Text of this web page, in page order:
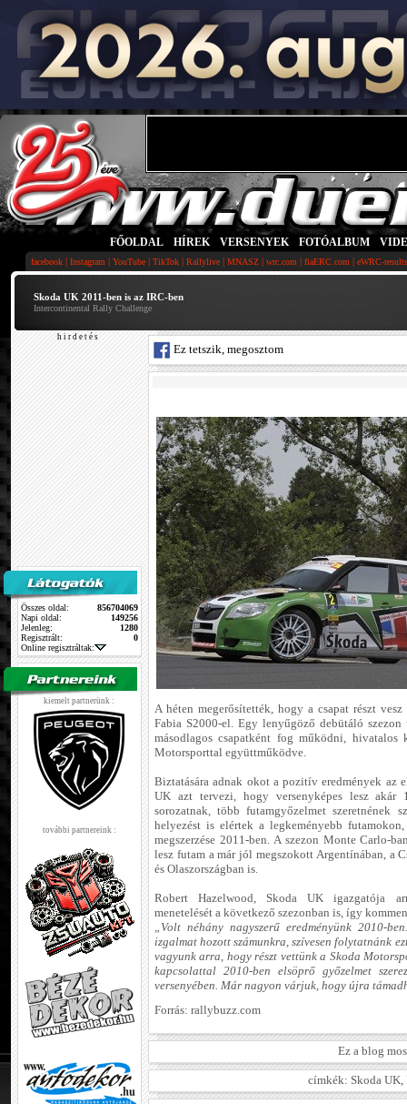
FŐOLDAL HÍREK VERSENYEK FOTÓALBUM
facebook | Instagram | YouTube | TikTok | Rallylive | MNASZ | wrc.com | fiaERC.com | eWRC-
Skoda UK 2011-ben is az IRC-ben
Intercontinental Rally Challenge
h i r d e t é s
Összes oldal:
856704069
Napi oldal:
149256
Jelenleg:
1280
Regisztrált:
0
Online regisztráltak:
kiemelt partnerünk :
további partnereink :
Ez tetszik, megosztom
A héten megerősítették, hogy a csapat részt
Fabia S2000-el. Egy lenyűgöző debütáló
másodlagos csapatként fog működni, hivatalos
Motorsporttal együttműködve.
Biztatására adnak okot a pozitív eredmények az
UK azt tervezi, hogy versenyképes lesz akár
sorozatnak, több futamgyőzelmet szeretnének
helyezést is elértek a legkeményebb
megszerzése 2011-ben. A szezon Monte Carlo-
lesz futam a már jól megszokott Argentínában, a
és Olaszországban is.
Robert Hazelwood, Skoda UK igazgatója
menetelését a következő szezonban is, így
„Volt néhány nagyszerű eredményünk 2010-
izgalmat hozott számunkra, szívesen folytatnánk
vagyunk arra, hogy részt vettünk a Skoda
kapcsolattal 2010-ben elsöprő győzelmet
versenyében. Már nagyon várjuk, hogy újra
Forrás: rallybuzz.com
Ez a blog
címkék: Skoda UK,